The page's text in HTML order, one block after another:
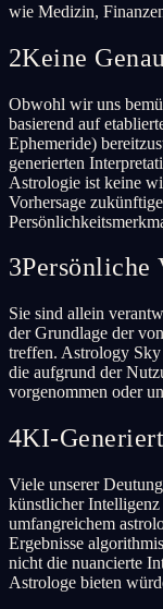
wie Medizin,
2Keine
Obwohl wir uns
basierend auf
Ephemeride)
generierten
Astrologie ist keine
Vorhersage
3Persönliche
Sie sind allein
der Grundlage der
treffen. Astrology
die aufgrund der
vorgenommen oder
4KI-
Viele unserer
künstlicher
umfangreichem
Ergebnisse
nicht die nuancierte
Astrologe bieten